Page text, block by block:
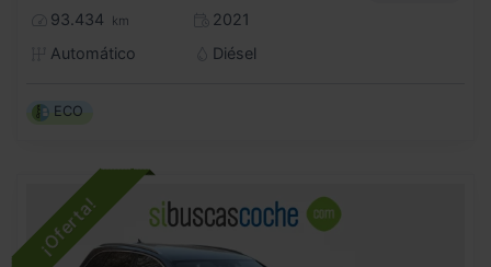
93.434 km
2021
Automático
Diésel
ECO